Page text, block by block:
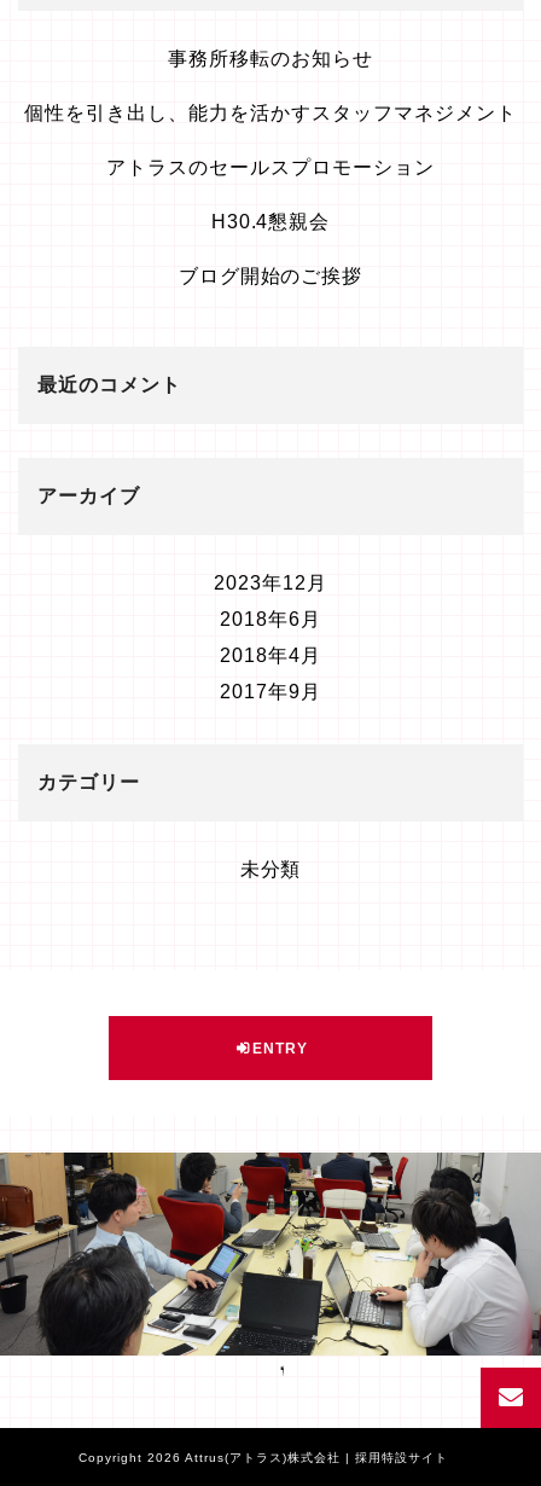
事務所移転のお知らせ
個性を引き出し、能力を活かすスタッフマネジメント
アトラスのセールスプロモーション
H30.4懇親会
ブログ開始のご挨拶
最近のコメント
アーカイブ
2023年12月
2018年6月
2018年4月
2017年9月
カテゴリー
未分類
ENTRY
Facebook
Copyright 2026 Attrus(アトラス)株式会社 | 採用特設サイト